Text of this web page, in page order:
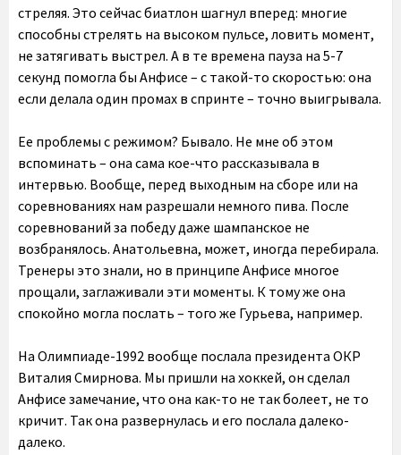
стреляя. Это сейчас биатлон шагнул вперед: многие
способны стрелять на высоком пульсе, ловить момент,
не затягивать выстрел. А в те времена пауза на 5-7
секунд помогла бы Анфисе – с такой-то скоростью: она
если делала один промах в спринте – точно выигрывала.
Ее проблемы с режимом? Бывало. Не мне об этом
вспоминать – она сама кое-что рассказывала в
интервью. Вообще, перед выходным на сборе или на
соревнованиях нам разрешали немного пива. После
соревнований за победу даже шампанское не
возбранялось. Анатольевна, может, иногда перебирала.
Тренеры это знали, но в принципе Анфисе многое
прощали, заглаживали эти моменты. К тому же она
спокойно могла послать – того же Гурьева, например.
На Олимпиаде-1992 вообще послала президента ОКР
Виталия Смирнова. Мы пришли на хоккей, он сделал
Анфисе замечание, что она как-то не так болеет, не то
кричит. Так она развернулась и его послала далеко-
далеко.